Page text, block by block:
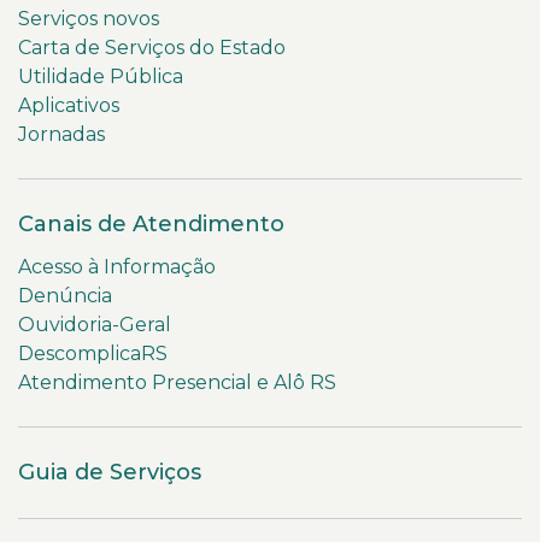
Serviços novos
Carta de Serviços do Estado
Utilidade Pública
Aplicativos
Jornadas
Canais de Atendimento
Acesso à Informação
Denúncia
Ouvidoria-Geral
DescomplicaRS
Atendimento Presencial e Alô RS
Guia de Serviços